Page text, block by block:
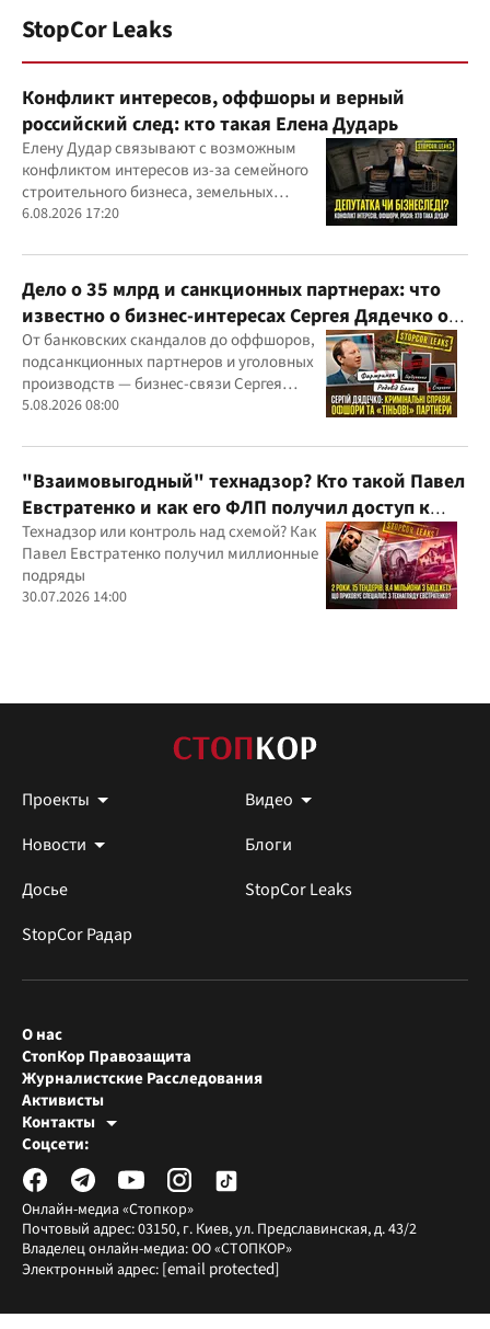
StopCor Leaks
Конфликт интересов, оффшоры и верный
российский след: кто такая Елена Дударь
Елену Дудар связывают с возможным
конфликтом интересов из-за семейного
строительного бизнеса, земельных
скандалов, судебных дел
6.08.2026 17:20
Дело о 35 млрд и санкционных партнерах: что
известно о бизнес-интересах Сергея Дядечко от
"Родовид Банка" до "ФАРМАСЕЛ"
От банковских скандалов до оффшоров,
подсанкционных партнеров и уголовных
производств — бизнес-связи Сергея
Дядечко до сих пор простираются через
юрисдикций
5.08.2026 08:00
"Взаимовыгодный" технадзор? Кто такой Павел
Евстратенко и как его ФЛП получил доступ к
бюджетным миллионам?
Технадзор или контроль над схемой? Как
Павел Евстратенко получил миллионные
подряды
30.07.2026 14:00
Проекты
Видео
Новости
Блоги
Досье
StopCor Leaks
StopCor Радар
Онлайн-медиа «Стопкор»
Почтовый адрес: 03150, г. Киев, ул. Предславинская, д. 43/2
Владелец онлайн-медиа: ОО «СТОПКОР»
Электронный адрес: [email protected]
О нас
СтопКор Правозащита
Журналистские Расследования
Активисты
Контакты
Редакция СтопКора
Журналисты-расследователи
Соцсети: